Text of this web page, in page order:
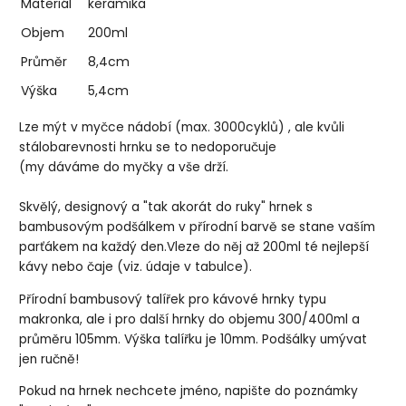
Materiál
keramika
Objem
200ml
Průměr
8,4cm
Výška
5,4cm
Lze mýt v myčce nádobí (max. 3000cyklů) , ale kvůli
stálobarevnosti hrnku se to nedoporučuje
(my dáváme do myčky a vše drží.
Skvělý, designový a "tak akorát do ruky" hrnek s
bambusovým podšálkem v přírodní barvě se stane vaším
parťákem na každý den.Vleze do něj až 200ml té nejlepší
kávy nebo čaje (viz. údaje v tabulce).
Přírodní bambusový talířek pro kávové hrnky typu
makronka, ale i pro další hrnky do objemu 300/400ml a
průměru 105mm. Výška talířku je 10mm. Podšálky umývat
jen ručně!
Pokud na hrnek nechcete jméno, napište do poznámky